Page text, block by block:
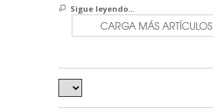
Sigue leyendo...
CARGA MÁS ARTÍCULOS